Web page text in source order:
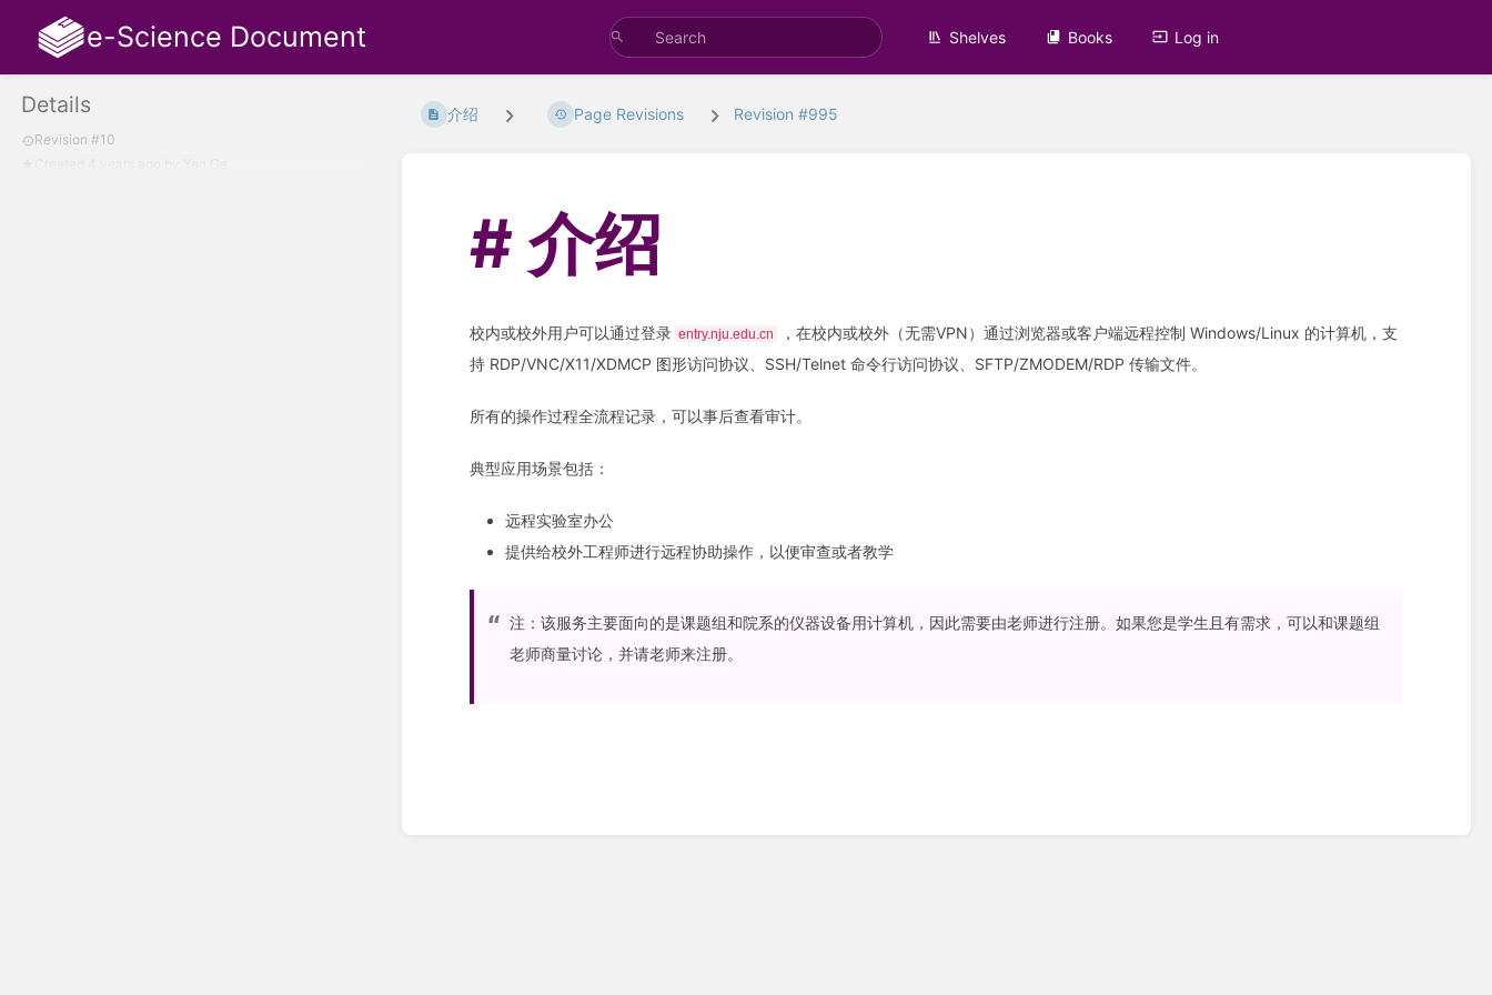
e-Science Document Shelves Books Log in
Details
Revision #10
Yao Ge
介绍 Page Revisions Revision #995
介绍
校内或校外用户可以通过登录 entry.nju.edu.cn
，在校内或校外（无需VPN）通过浏览器或客户端远程控制 Windows/Linux 的计算机，支
持 RDP/VNC/X11/XDMCP 图形访问协议、SSH/Telnet 命令行访问协议、SFTP/ZMODEM/RDP 传输文件。
所有的操作过程全流程记录，可以事后查看审计。
典型应用场景包括：
远程实验室办公
提供给校外工程师进行远程协助操作，以便审查或者教学
注：该服务主要面向的是课题组和院系的仪器设备用计算机，因此需要由老师进行注册。如果您是学生且有需求，可以和课题组
老师商量讨论，并请老师来注册。